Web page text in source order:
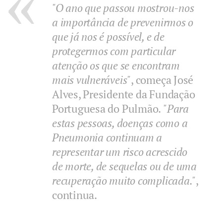
"O ano que passou mostrou-nos
a importância de prevenirmos o
que já nos é possível, e de
protegermos com particular
atenção os que se encontram
mais vulneráveis", começa José
Alves, Presidente da Fundação
Portuguesa do Pulmão. "Para
estas pessoas, doenças como a
Pneumonia continuam a
representar um risco acrescido
de morte, de sequelas ou de uma
recuperação muito complicada.",
continua.